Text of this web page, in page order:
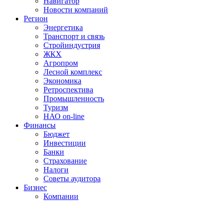
Новости компаний
Регион
Энергетика
Транспорт и связь
Стройиндустрия
ЖКХ
Агропром
Лесной комплекс
Экономика
Ретроспектива
Промышленность
Туризм
НАО on-line
Финансы
Бюджет
Инвестиции
Банки
Страхование
Налоги
Советы аудитора
Бизнес
Компании